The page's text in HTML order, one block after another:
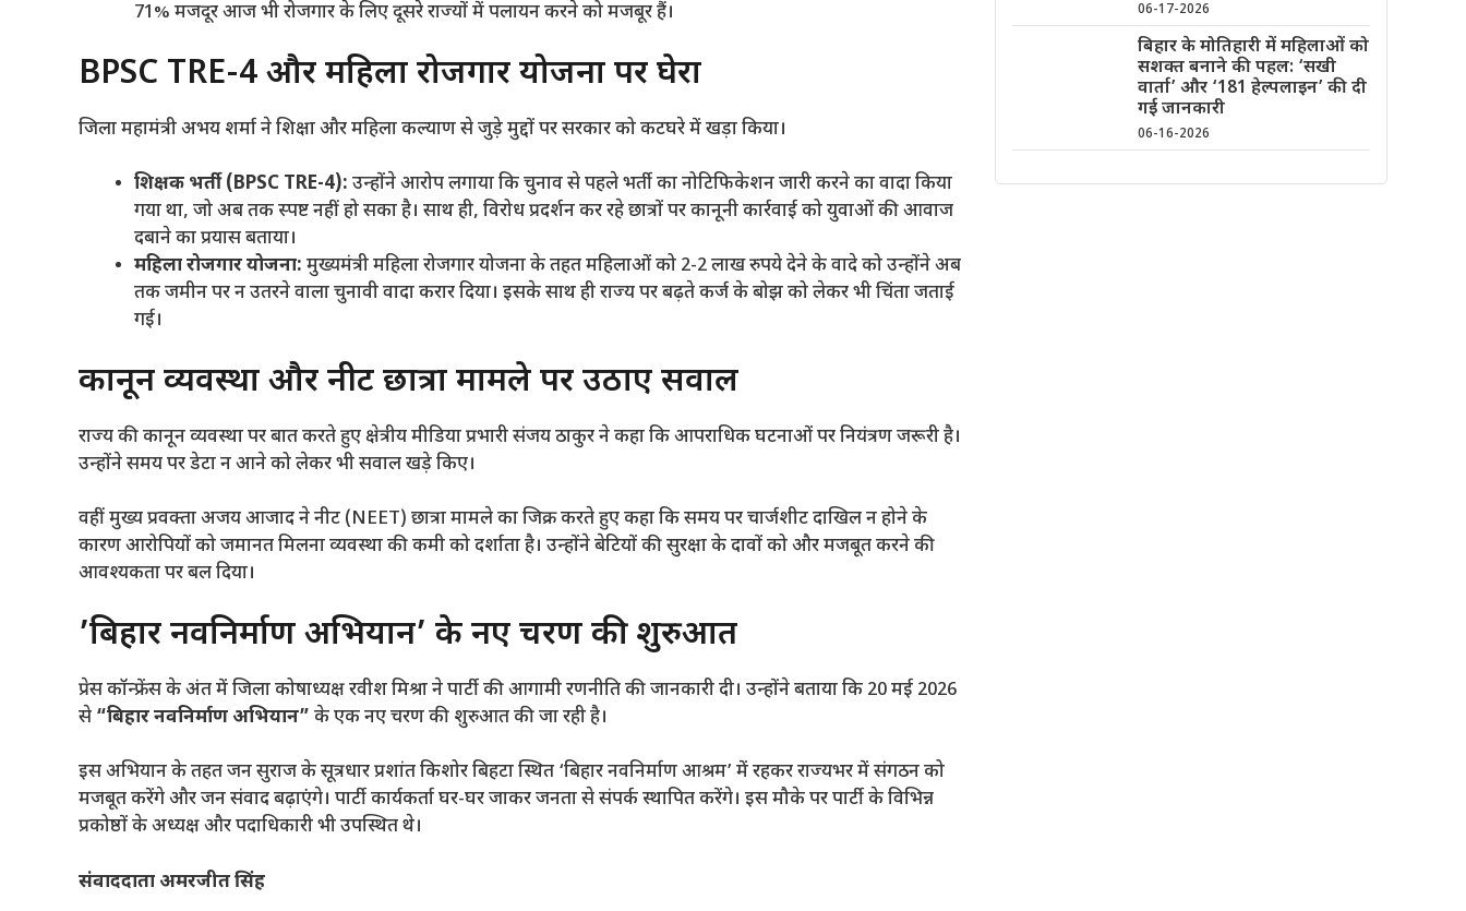
71% मजदूर आज भी रोजगार के लिए दूसरे राज्यों में पलायन करने को मजबूर हैं।
​BPSC TRE-4 और महिला रोजगार योजना पर घेरा
​जिला महामंत्री अभय शर्मा ने शिक्षा और महिला कल्याण से जुड़े मुद्दों पर सरकार को कटघरे में खड़ा किया।
शिक्षक भर्ती (BPSC TRE-4): उन्होंने आरोप लगाया कि चुनाव से पहले भर्ती का नोटिफिकेशन जारी करने का वादा किया
गया था, जो अब तक स्पष्ट नहीं हो सका है। साथ ही, विरोध प्रदर्शन कर रहे छात्रों पर कानूनी कार्रवाई को युवाओं की आवाज
दबाने का प्रयास बताया।
महिला रोजगार योजना: मुख्यमंत्री महिला रोजगार योजना के तहत महिलाओं को 2-2 लाख रुपये देने के वादे को उन्होंने अब
तक जमीन पर न उतरने वाला चुनावी वादा करार दिया। इसके साथ ही राज्य पर बढ़ते कर्ज के बोझ को लेकर भी चिंता जताई
गई।
​कानून व्यवस्था और नीट छात्रा मामले पर उठाए सवाल
​राज्य की कानून व्यवस्था पर बात करते हुए क्षेत्रीय मीडिया प्रभारी संजय ठाकुर ने कहा कि आपराधिक घटनाओं पर नियंत्रण जरूरी है।
उन्होंने समय पर डेटा न आने को लेकर भी सवाल खड़े किए।
​वहीं मुख्य प्रवक्ता अजय आजाद ने नीट (NEET) छात्रा मामले का जिक्र करते हुए कहा कि समय पर चार्जशीट दाखिल न होने के
कारण आरोपियों को जमानत मिलना व्यवस्था की कमी को दर्शाता है। उन्होंने बेटियों की सुरक्षा के दावों को और मजबूत करने की
आवश्यकता पर बल दिया।
​’बिहार नवनिर्माण अभियान’ के नए चरण की शुरुआत
​प्रेस कॉन्फ्रेंस के अंत में जिला कोषाध्यक्ष रवीश मिश्रा ने पार्टी की आगामी रणनीति की जानकारी दी। उन्होंने बताया कि 20 मई 2026
से “बिहार नवनिर्माण अभियान” के एक नए चरण की शुरुआत की जा रही है।
​इस अभियान के तहत जन सुराज के सूत्रधार प्रशांत किशोर बिहटा स्थित ‘बिहार नवनिर्माण आश्रम’ में रहकर राज्यभर में संगठन को
मजबूत करेंगे और जन संवाद बढ़ाएंगे। पार्टी कार्यकर्ता घर-घर जाकर जनता से संपर्क स्थापित करेंगे। इस मौके पर पार्टी के विभिन्न
प्रकोष्ठों के अध्यक्ष और पदाधिकारी भी उपस्थित थे।
संवाददाता अमरजीत सिंह
06-17-2026
बिहार के मोतिहारी में महिलाओं को
सशक्त बनाने की पहल: ‘सखी
वार्ता’ और ‘181 हेल्पलाइन’ की दी
गई जानकारी
06-16-2026